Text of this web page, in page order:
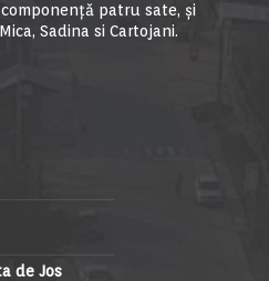
patru sate, și
Sadina si Cartojani.
de Jos